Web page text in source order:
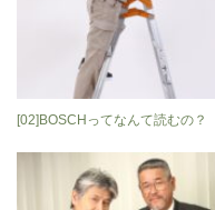
[02]BOSCHってなんて読むの？